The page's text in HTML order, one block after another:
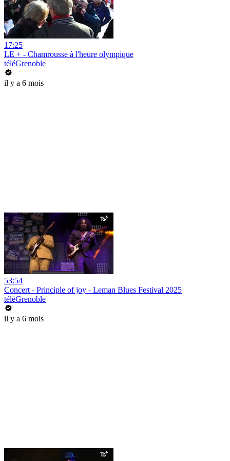
17:25
LE + - Chamrousse à l'heure olympique
téléGrenoble
il y a 6 mois
53:54
Concert - Principle of joy - Leman Blues Festival 2025
téléGrenoble
il y a 6 mois